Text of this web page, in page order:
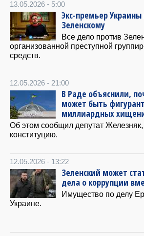
13.05.2026 - 5:00
Экс-премьер
Зеленскому
Все дело против
организованной преступной
средств.
12.05.2026 - 21:00
В Раде объяснили,
может быть
миллиардных
Об этом сообщил депутат
конституцию.
12.05.2026 - 13:22
Зеленский может
дела о коррупции
Имущество по делу
Украине.